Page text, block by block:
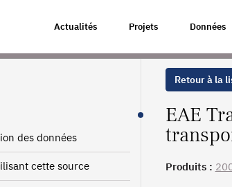
Actualités Projets Données
ENQUÊTE ANNUELLE D'ENTREPRISE
des données
cette source
Retour à la
EAE
Produits :